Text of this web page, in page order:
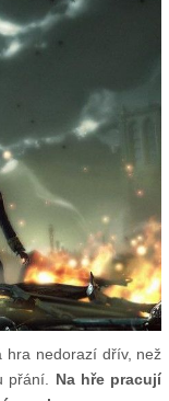
hra nedorazí dřív, než
přání. Na hře pracují